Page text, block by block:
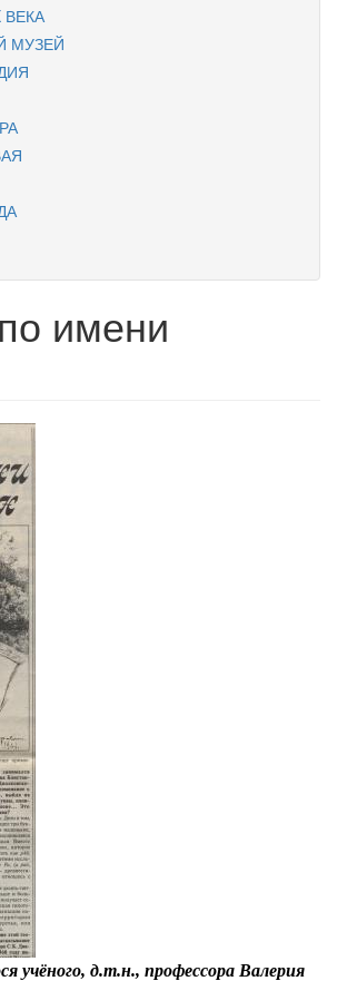
МУЗЕЙ
имени
учёного, д.т.н., профессора Валерия